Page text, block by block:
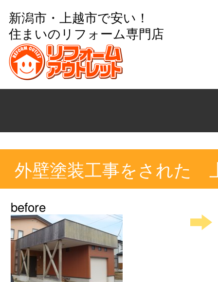
新潟市・上越市で安い！
住まいのリフォーム専門店
外壁塗装工事をされた
before